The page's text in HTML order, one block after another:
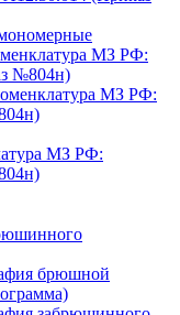
МЗ РФ:
№804н)
МЗ РФ:
МЗ РФ:
брюшной